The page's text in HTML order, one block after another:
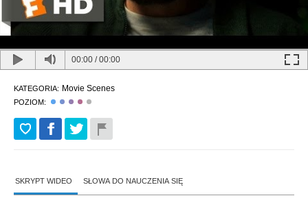
00:00 /00:00
KATEGORIA: Movie Scenes
POZIOM:
SKRYPT WIDEO SŁOWA DO NAUCZENIA SIĘ